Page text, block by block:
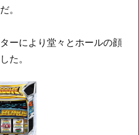
。
ーにより堂々とホールの顔
た。